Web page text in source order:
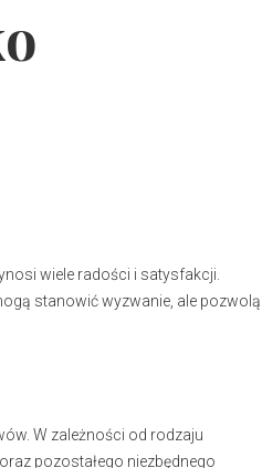
wiele radości i satysfakcji.
stanowić wyzwanie, ale pozwolą
W zależności od rodzaju
pozostałego niezbędnego